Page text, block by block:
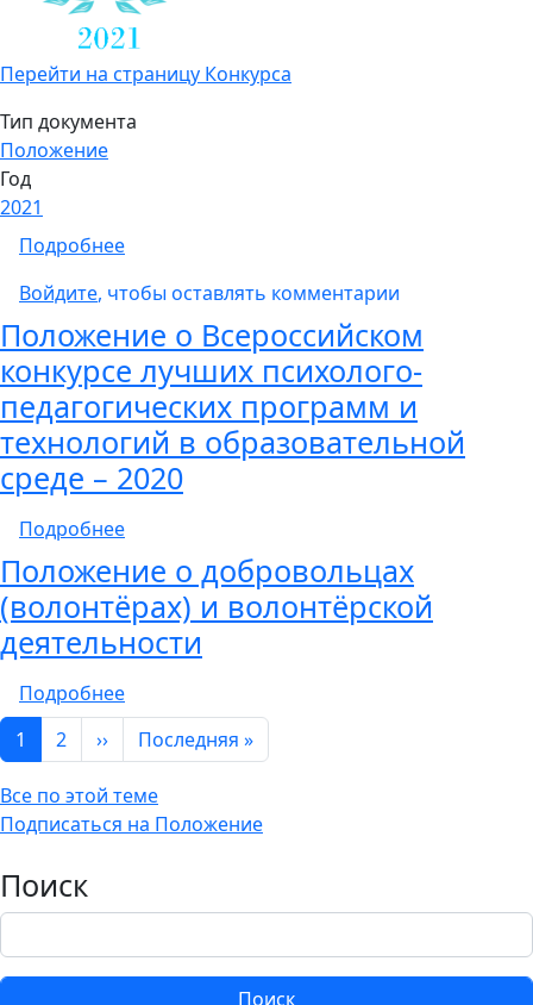
Перейти на страницу Конкурса
Тип документа
Положение
Год
2021
Подробнеео Положение о Всероссийском конкурсе
Войдите, чтобы оставлять комментарии
Положение о Всероссийском
конкурсе лучших психолого-
педагогических программ и
технологий в образовательной
среде – 2020
Подробнеео Положение о Всероссийском конкурсе
Положение о добровольцах
(волонтёрах) и волонтёрской
деятельности
Подробнеео Положение о добровольцах
Нумерация страниц
1 2 ››Следующая страница
Последняя »Последняя страница
Все по этой теме
Подписаться на Положение
Поиск
Поиск